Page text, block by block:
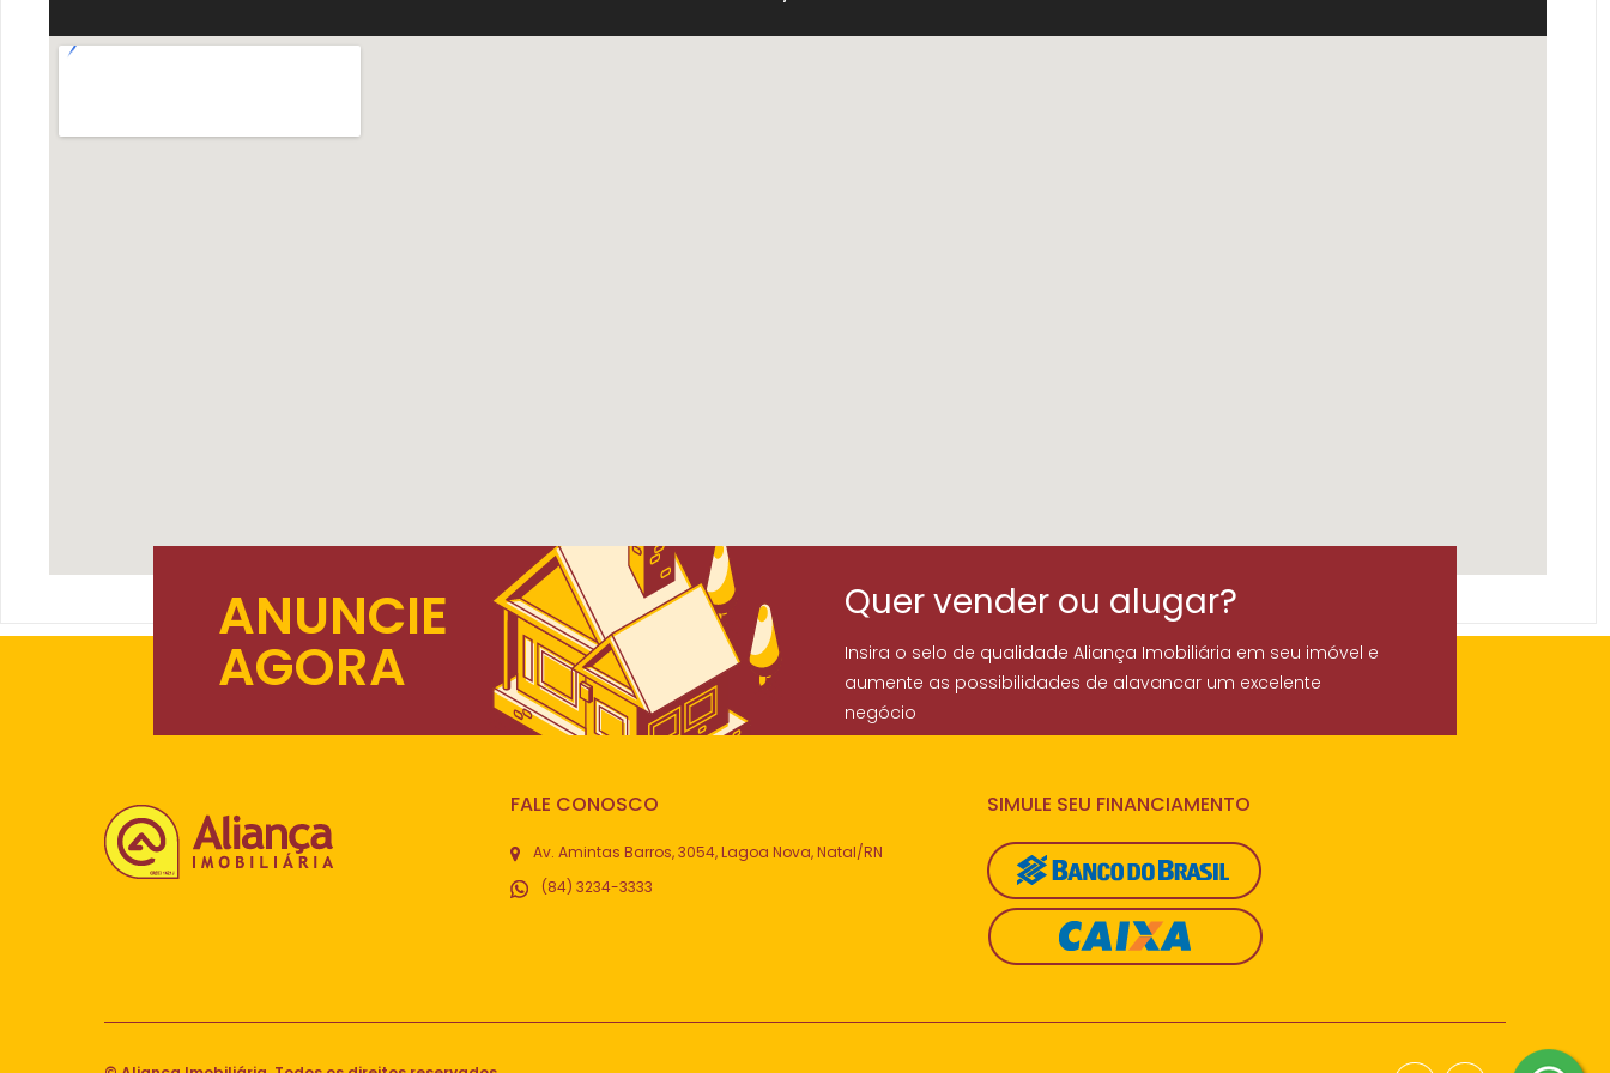
ANUNCIE
AGORA
Quer vender ou alugar?
Insira o selo de qualidade Aliança Imobiliária em seu imóvel e
aumente as possibilidades de alavancar um excelente
negócio
FALE CONOSCO
Av. Amintas Barros, 3054, Lagoa Nova, Natal/RN
(84) 3234-3333
SIMULE SEU FINANCIAMENTO